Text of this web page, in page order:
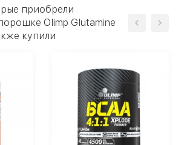
приобрели
Olimp Glutamine
купили